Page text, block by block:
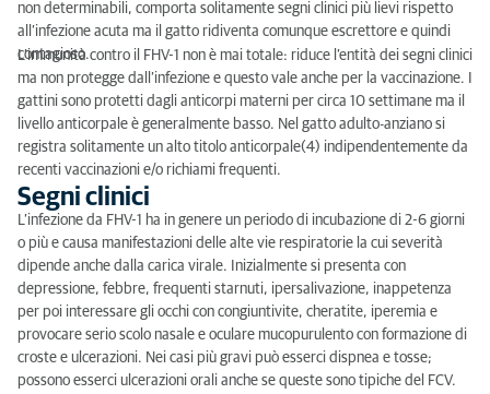
non determinabili, comporta solitamente segni clinici più lievi rispetto
all’infezione acuta ma il gatto ridiventa comunque escrettore e quindi
contagioso.
L’immunità contro il FHV-1 non è mai totale: riduce l’entità dei segni clinici
ma non protegge dall’infezione e questo vale anche per la vaccinazione. I
gattini sono protetti dagli anticorpi materni per circa 10 settimane ma il
livello anticorpale è generalmente basso. Nel gatto adulto-anziano si
registra solitamente un alto titolo anticorpale(4) indipendentemente da
recenti vaccinazioni e/o richiami frequenti.
Segni clinici
L’infezione da FHV-1 ha in genere un periodo di incubazione di 2-6 giorni
o più e causa manifestazioni delle alte vie respiratorie la cui severità
dipende anche dalla carica virale. Inizialmente si presenta con
depressione, febbre, frequenti starnuti, ipersalivazione, inappetenza
per poi interessare gli occhi con congiuntivite, cheratite, iperemia e
provocare serio scolo nasale e oculare mucopurulento con formazione di
croste e ulcerazioni. Nei casi più gravi può esserci dispnea e tosse;
possono esserci ulcerazioni orali anche se queste sono tipiche del FCV.